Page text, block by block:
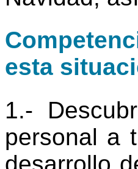
esta
1.-
personal a